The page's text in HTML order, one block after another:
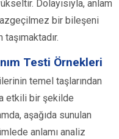
Dolayısıyla, anlam
bir bileşeni
Testi Örnekleri
temel taşlarından
etkili bir şekilde
aşağıda sunulan
anlamı analiz